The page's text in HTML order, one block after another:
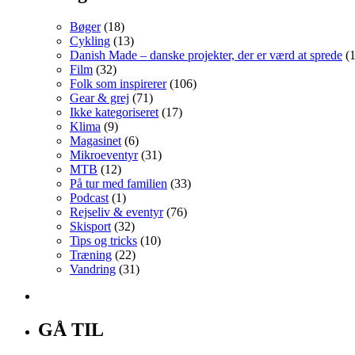
Bøger(18)
Cykling (13)
Danish Made – danske projekter, der er værd at sprede
Film (32)
Folk som inspirerer(106)
Gear & grej (71)
Ikke kategoriseret (17)
Klima (9)
Magasinet (6)
Mikroeventyr(31)
MTB (12)
På tur med familien (33)
Podcast (1)
Rejseliv & eventyr(76)
Skisport (32)
Tips og tricks (10)
Træning (22)
Vandring (31)
GÅ TIL